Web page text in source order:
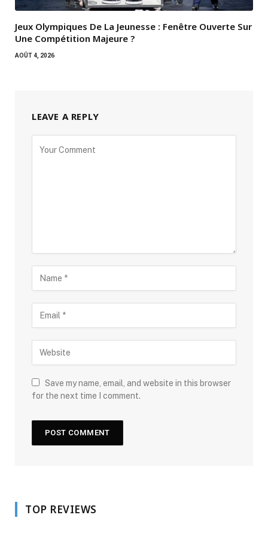
Jeux Olympiques De La Jeunesse : Fenêtre Ouverte Sur
Une Compétition Majeure ?
AOÛT 4, 2026
LEAVE A REPLY
Save my name, email, and website in this browser
for the next time I comment.
TOP REVIEWS